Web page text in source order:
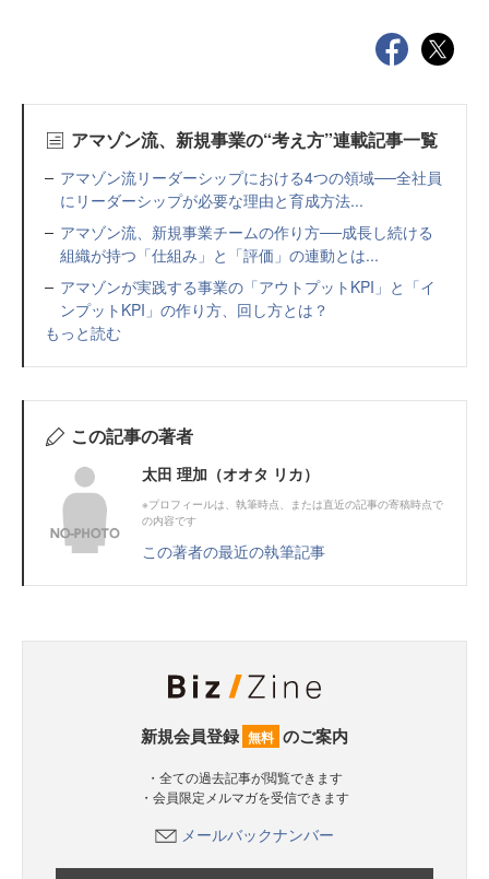
アマゾン流、新規事業の“考え方”連載記事一覧
アマゾン流リーダーシップにおける4つの領域──全社員
にリーダーシップが必要な理由と育成方法...
アマゾン流、新規事業チームの作り方──成長し続ける
組織が持つ「仕組み」と「評価」の連動とは...
アマゾンが実践する事業の「アウトプットKPI」と「イ
ンプットKPI」の作り方、回し方とは？
もっと読む
この記事の著者
太田 理加（オオタ リカ）
※プロフィールは、執筆時点、または直近の記事の寄稿時点で
の内容です
この著者の最近の執筆記事
新規会員登録 無料 のご案内
・全ての過去記事が閲覧できます
・会員限定メルマガを受信できます
メールバックナンバー